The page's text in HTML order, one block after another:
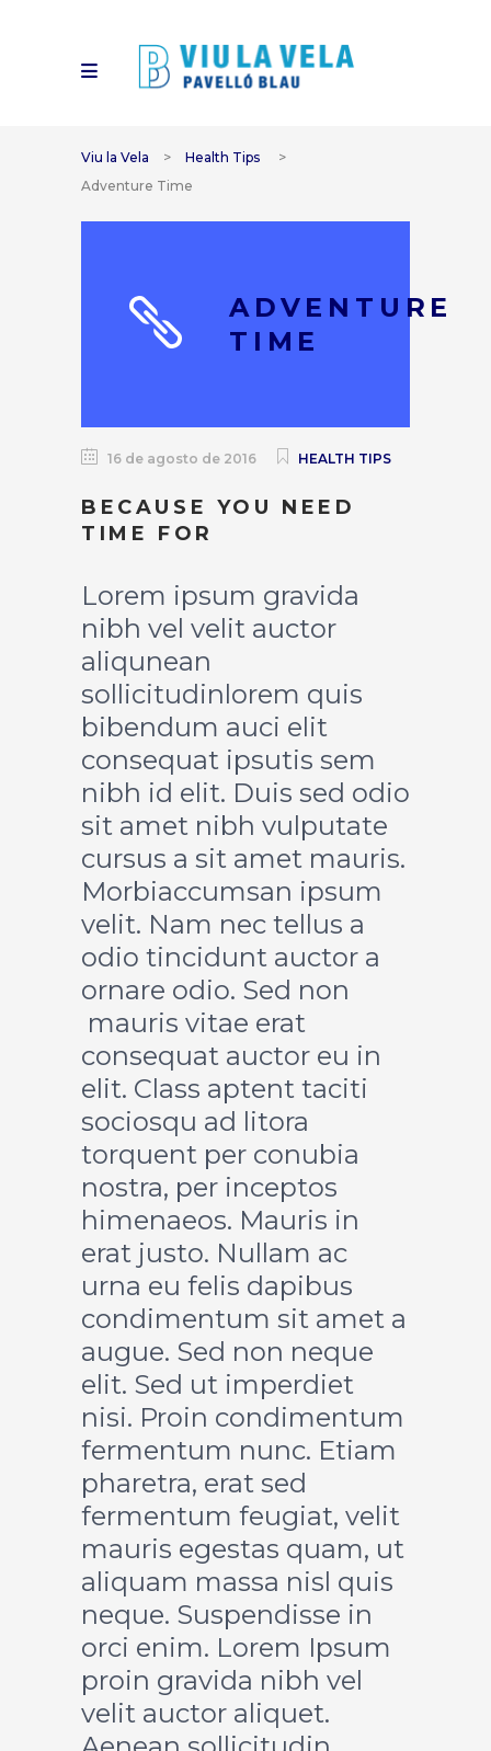
Viu la Vela > Health Tips
>
Adventure Time
ADVENTURE
TIME
16 de agosto de 2016 HEALTH TIPS
BECAUSE YOU NEED
TIME FOR
Lorem ipsum gravida
nibh vel velit auctor
aliqunean
sollicitudinlorem quis
bibendum auci elit
consequat ipsutis sem
nibh id elit. Duis sed odio
sit amet nibh vulputate
cursus a sit amet mauris.
Morbiaccumsan ipsum
velit. Nam nec tellus a
odio tincidunt auctor a
ornare odio. Sed non
mauris vitae erat
consequat auctor eu in
elit. Class aptent taciti
sociosqu ad litora
torquent per conubia
nostra, per inceptos
himenaeos. Mauris in
erat justo. Nullam ac
urna eu felis dapibus
condimentum sit amet a
augue. Sed non neque
elit. Sed ut imperdiet
nisi. Proin condimentum
fermentum nunc. Etiam
pharetra, erat sed
fermentum feugiat, velit
mauris egestas quam, ut
aliquam massa nisl quis
neque. Suspendisse in
orci enim. Lorem Ipsum
proin gravida nibh vel
velit auctor aliquet.